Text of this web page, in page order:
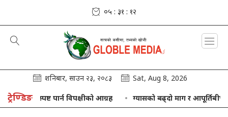
०५ : ३१ : १३
शनिबार, साउन २३, २०८३ Sat, Aug 8, 2026
ट्रेण्डिङ
स्पष्ट पार्न विपक्षीको आग्रह ग्यासको बढ्दो माग र आपूर्तिबीच सन्तुलन